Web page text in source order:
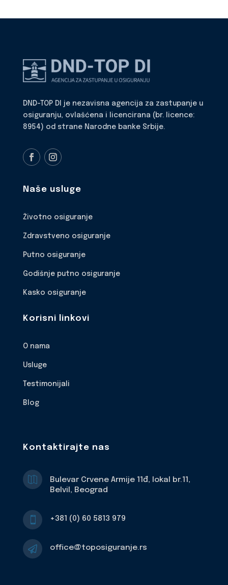
DND-TOP DI je nezavisna agencija za zastupanje u
osiguranju, ovlašćena i licencirana (br. licence:
8954) od strane Narodne banke Srbije.
Naše usluge
Životno osiguranje
Zdravstveno osiguranje
Putno osiguranje
Godišnje putno osiguranje
Kasko osiguranje
Korisni linkovi
O nama
Usluge
Testimonijali
Blog
Kontaktirajte nas

Bulevar Crvene Armije 11đ, lokal br.11,
Belvil, Beograd
 +381 (0) 60 5813 979
 office@toposiguranje.rs